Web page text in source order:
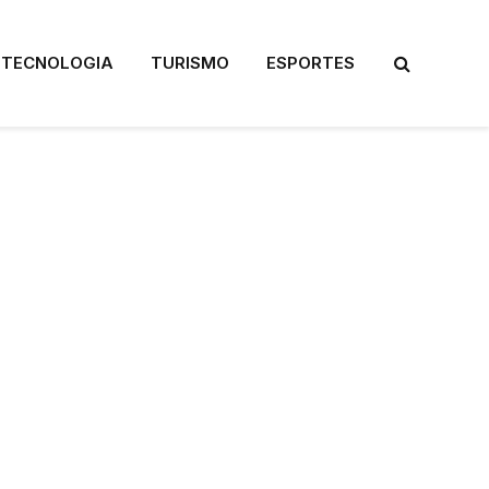
TECNOLOGIA TURISMO ESPORTES